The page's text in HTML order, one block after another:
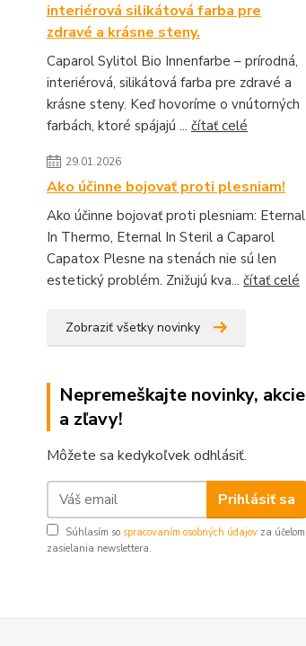
interiérová silikátová farba pre
zdravé a krásne steny.
Caparol Sylitol Bio Innenfarbe – prírodná,
interiérová, silikátová farba pre zdravé a
krásne steny. Keď hovoríme o vnútorných
farbách, ktoré spájajú ... čítať celé
29.01.2026
Ako účinne bojovať proti plesniam!
Ako účinne bojovať proti plesniam: Eternal
In Thermo, Eternal In Steril a Caparol
Capatox Plesne na stenách nie sú len
estetický problém. Znižujú kva... čítať celé
Zobraziť všetky novinky
Nepremeškajte novinky, akcie
a zľavy!
Môžete sa kedykoľvek odhlásiť.
Prihlásiť sa
Súhlasím so spracovaním osobných údajov za účelom
zasielania newslettera.